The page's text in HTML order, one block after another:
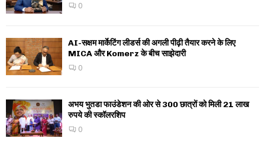
0
AI-सक्षम मार्केटिंग लीडर्स की अगली पीढ़ी तैयार करने के लिए
MICA और Komerz के बीच साझेदारी
0
अभय भुतडा फाउंडेशन की ओर से 300 छात्रों को मिली 21 लाख
रुपये की स्कॉलरशिप
0